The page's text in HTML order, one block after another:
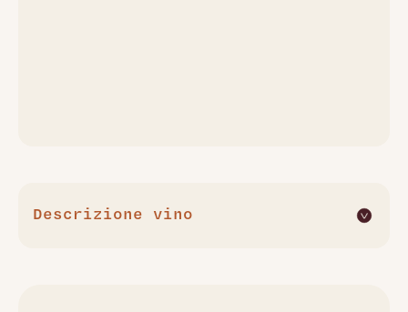
Descrizione vino